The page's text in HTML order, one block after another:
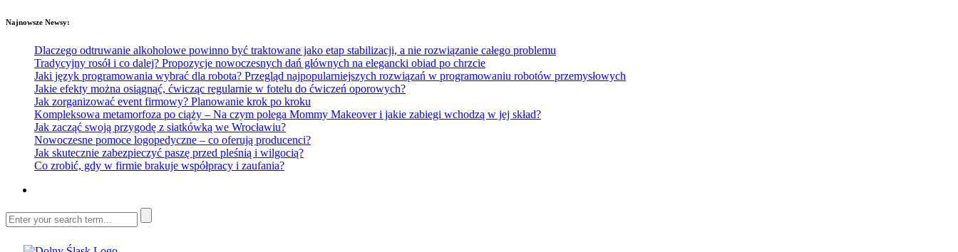
Najnowsze Newsy:
Dlaczego odtruwanie alkoholowe powinno być traktowane jako etap stabilizacji, a nie rozwiązanie całego problemu
Tradycyjny rosół i co dalej? Propozycje nowoczesnych dań głównych na elegancki obiad po chrzcie
Jaki język programowania wybrać dla robota? Przegląd najpopularniejszych rozwiązań w programowaniu robotów przemysłowych
Jakie efekty można osiągnąć, ćwicząc regularnie w fotelu do ćwiczeń oporowych?
Jak zorganizować event firmowy? Planowanie krok po kroku
Kompleksowa metamorfoza po ciąży – Na czym polega Mommy Makeover i jakie zabiegi wchodzą w jej skład?
Jak zacząć swoją przygodę z siatkówką we Wrocławiu?
Nowoczesne pomoce logopedyczne – co oferują producenci?
Jak skutecznie zabezpieczyć paszę przed pleśnią i wilgocią?
Co zrobić, gdy w firmie brakuje współpracy i zaufania?